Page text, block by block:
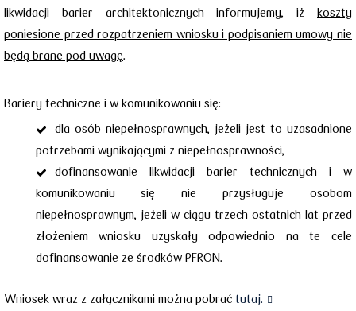
likwidacji barier architektonicznych informujemy, iż koszty
poniesione przed rozpatrzeniem wniosku i podpisaniem umowy nie
będą brane pod uwagę.
Bariery techniczne i w komunikowaniu się:
dla osób niepełnosprawnych, jeżeli jest to uzasadnione
potrzebami wynikającymi z niepełnosprawności,
dofinansowanie likwidacji barier technicznych i w
komunikowaniu się nie przysługuje osobom
niepełnosprawnym, jeżeli w ciągu trzech ostatnich lat przed
złożeniem wniosku uzyskały odpowiednio na te cele
dofinansowanie ze środków PFRON.
Wniosek wraz z załącznikami można pobrać tutaj.